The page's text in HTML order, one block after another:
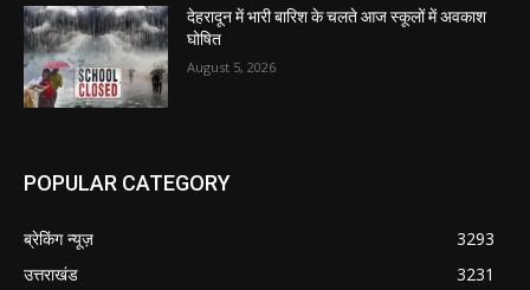
देहरादून में भारी बारिश के चलते आज स्कूलों में अवकाश
घोषित
August 5, 2026
POPULAR CATEGORY
ब्रेकिंग न्यूज़
3293
उत्तराखंड
3231